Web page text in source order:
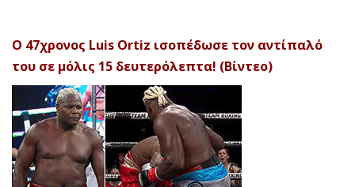
Ο 47χρονος Luis Ortiz ισοπέδωσε τον αντίπαλό
του σε μόλις 15 δευτερόλεπτα! (Βίντεο)